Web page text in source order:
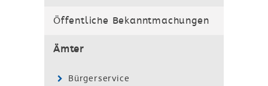
Öffentliche Bekanntmachungen
Ämter
Bürgerservice